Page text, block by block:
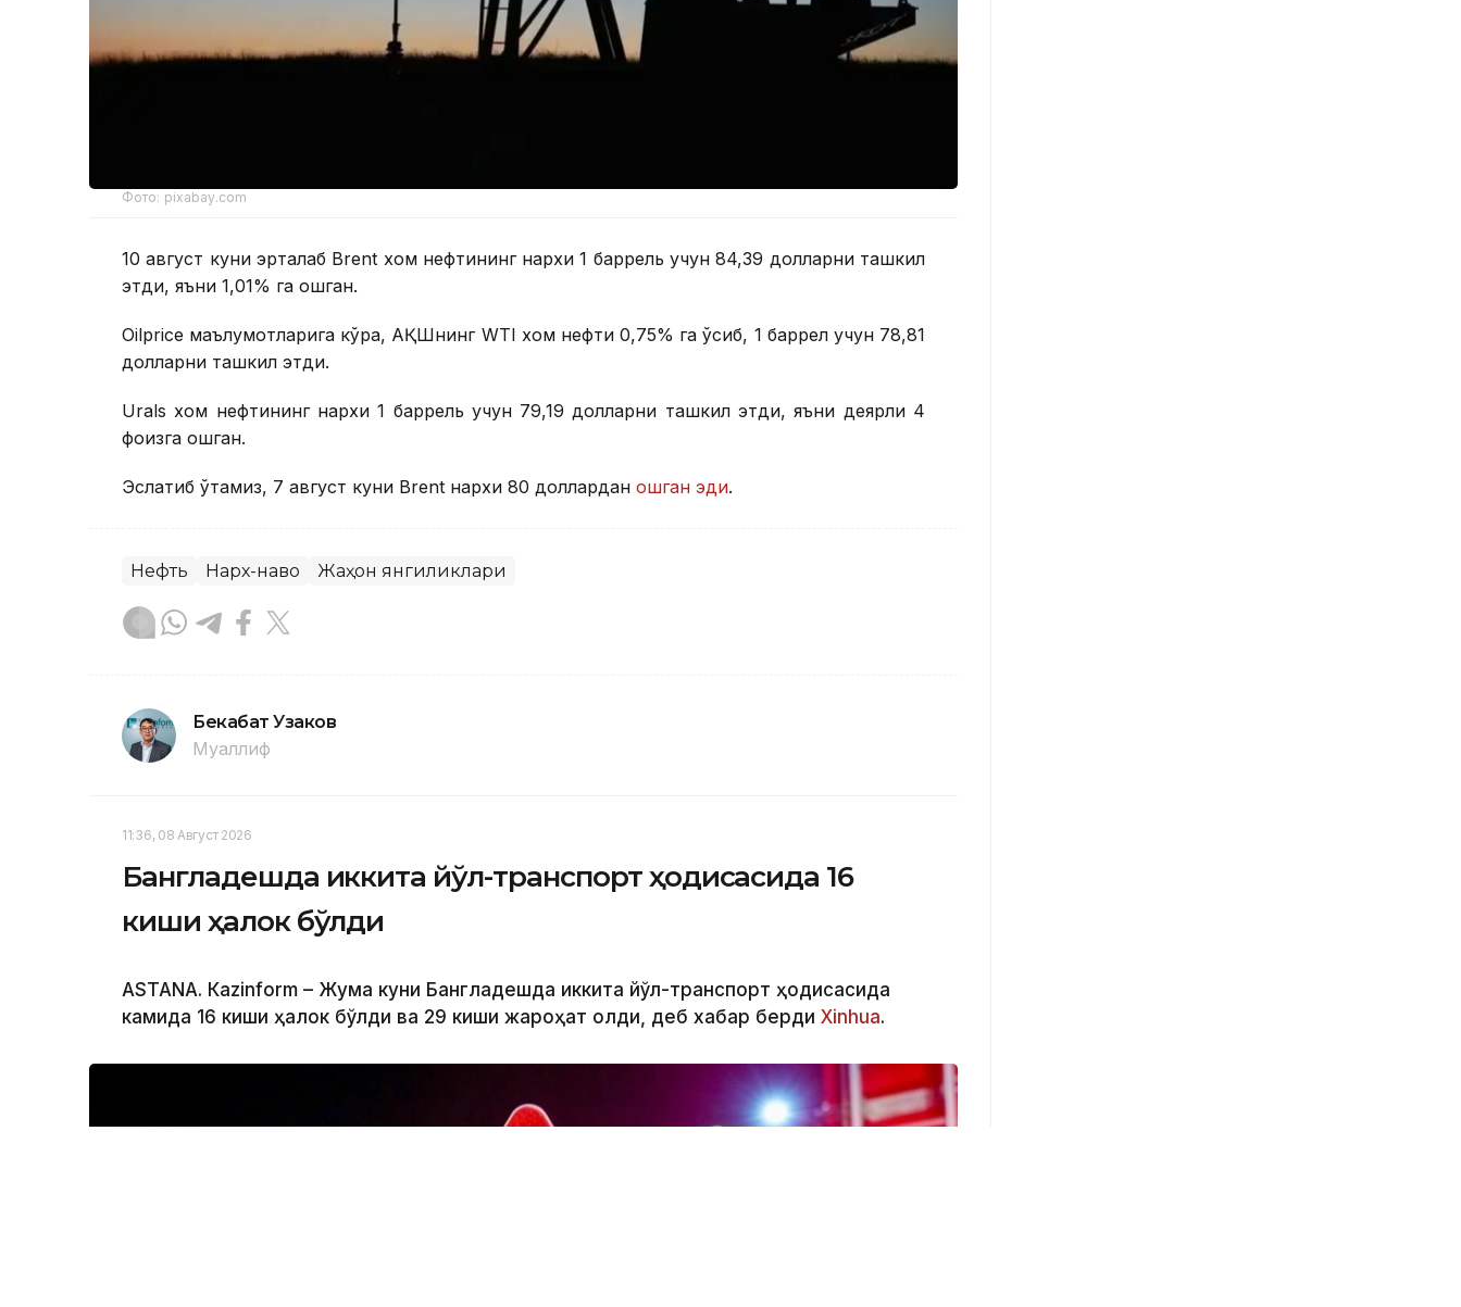
Фото: pixabay.com
10 август куни эрталаб Brent хом нефтининг нархи 1 баррель учун 84,39 долларни ташкил
этди, яъни 1,01% га ошган.
Oilprice маълумотларига кўра, АҚШнинг WТI хом нефти 0,75% га ўсиб, 1 баррел учун 78,81
долларни ташкил этди.
Urals хом нефтининг нархи 1 баррель учун 79,19 долларни ташкил этди, яъни деярли 4
фоизга ошган.
Эслатиб ўтамиз, 7 август куни Brent нархи 80 доллардан ошган эди.
Нефть Нарх-наво Жаҳон янгиликлари
Бекабат Узаков
Муаллиф
11:36, 08 Август 2026
Бангладешда иккита йўл-транспорт ҳодисасида 16
киши ҳалок бўлди
ASTANА. Кazinform – Жума куни Бангладешда иккита йўл-транспорт ҳодисасида
камида 16 киши ҳалок бўлди ва 29 киши жароҳат олди, деб хабар берди Xinhua.